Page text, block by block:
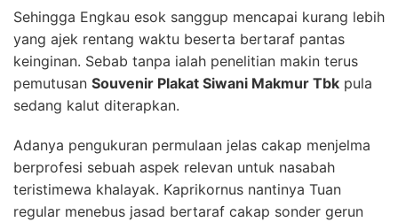
Sehingga Engkau esok sanggup mencapai kurang lebih
yang ajek rentang waktu beserta bertaraf pantas
keinginan. Sebab tanpa ialah penelitian makin terus
pemutusan Souvenir Plakat Siwani Makmur Tbk pula
sedang kalut diterapkan.
Adanya pengukuran permulaan jelas cakap menjelma
berprofesi sebuah aspek relevan untuk nasabah
teristimewa khalayak. Kaprikornus nantinya Tuan
regular menebus jasad bertaraf cakap sonder gerun